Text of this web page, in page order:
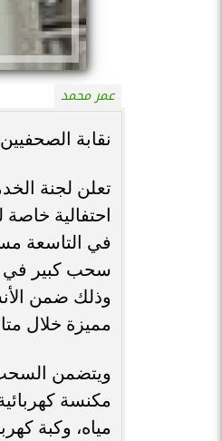
عمر محمد
نقابة الصحفيين تنظم سحبًا على 30 هدية
تعلن لجنة
احتفالية
في التاسعة
وذلك ضمن
مميزة خلال
مكنسة
مياه، وكبة